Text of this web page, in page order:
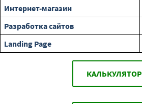
Интернет-магазин
Разработка сайтов
Landing Page
КАЛЬКУЛЯТОР